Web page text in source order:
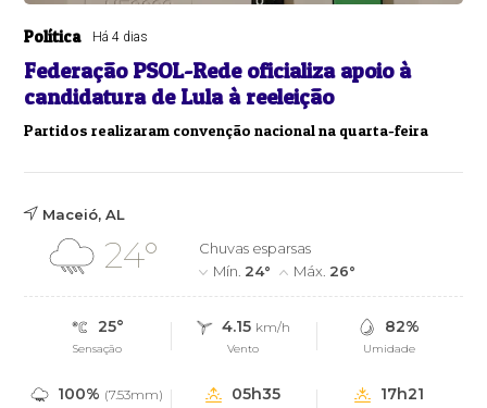
Política Há 4 dias
Federação PSOL-Rede oficializa apoio à
candidatura de Lula à reeleição
Partidos realizaram convenção nacional na quarta-feira
Maceió, AL
24°
Chuvas esparsas
Mín. 24° Máx. 26°
25°
Sensação
4.15 km/h
Vento
82%
Umidade
100% (7.53mm) 05h35 17h21